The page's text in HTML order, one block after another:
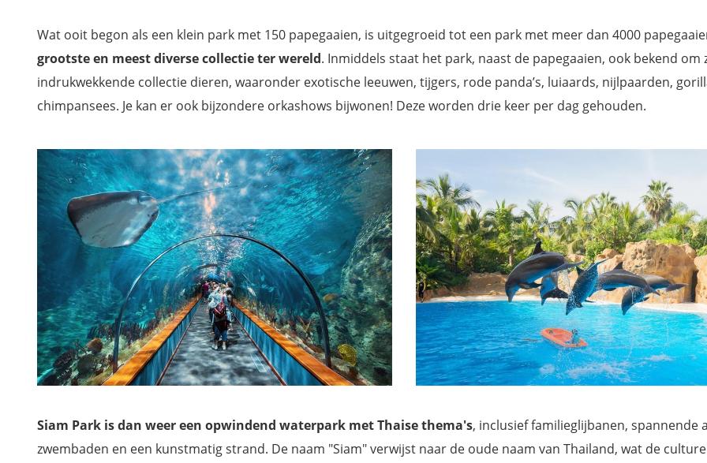
Bekijk de mooiste plekken van Tenerife vanuit de lucht
Ontdek de mooiste fietsroutes op Tenerife
Bezoek bananenplantage Finca Las Margaritas
Verken de mooiste plekjes van Tenerife tijdens een dagtour
Eilandhoppen naar La Gomera
Wandel tussen de aapjes in Monkey Park
Wil jij ook niets missen tijdens je verblijf op Tenerife?
Wat ooit begon als een klein park met 150 papegaaien, is uitgegroeid tot een park met meer dan 4000
grootste en meest diverse collectie ter wereld. Inmiddels staat het park, naast de papegaaien, ook bekend om
indrukwekkende collectie dieren, waaronder exotische leeuwen, tijgers, rode panda’s, luiaards, nijlpaarden,
chimpansees. Je kan er ook bijzondere orkashows bijwonen! Deze worden drie keer per dag gehouden.
Siam Park is dan weer een opwindend waterpark met Thaise thema's, inclusief familieglijbanen, spannende
zwembaden en een kunstmatig strand. De naam "Siam" verwijst naar de oude naam van Thailand, wat de